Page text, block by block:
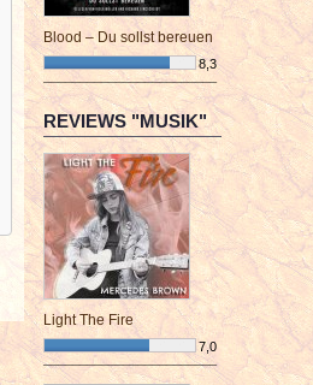
Blood – Du sollst bereuen
8,3
¯¯¯¯¯¯¯¯¯¯¯¯¯¯¯¯¯¯¯¯¯¯¯¯
REVIEWS "MUSIK"
Light The Fire
7,0
¯¯¯¯¯¯¯¯¯¯¯¯¯¯¯¯¯¯¯¯¯¯¯¯